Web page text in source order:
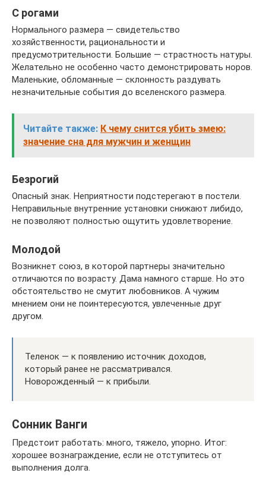
С рогами
Нормального размера — свидетельство
хозяйственности, рациональности и
предусмотрительности. Большие — страстность натуры.
Желательно не особенно часто демонстрировать норов.
Маленькие, обломанные — склонность раздувать
незначительные события до вселенского размера.
Читайте также: К чему снится убить змею:
значение сна для мужчин и женщин
Безрогий
Опасный знак. Неприятности подстерегают в постели.
Неправильные внутренние установки снижают либидо,
не позволяют полностью ощутить удовлетворение.
Молодой
Возникнет союз, в которой партнеры значительно
отличаются по возрасту. Дама намного старше. Но это
обстоятельство не смутит любовников. А чужим
мнением они не поинтересуются, увлеченные друг
другом.
Теленок — к появлению источник доходов,
который ранее не рассматривался.
Новорожденный — к прибыли.
Сонник Ванги
Предстоит работать: много, тяжело, упорно. Итог:
хорошее вознаграждение, если не отступитесь от
выполнения долга.